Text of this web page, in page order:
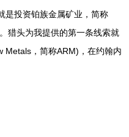
是投资铂族金属矿业，简称
猎头为我提供的第一条线索就
Metals，简称ARM)，在约翰内